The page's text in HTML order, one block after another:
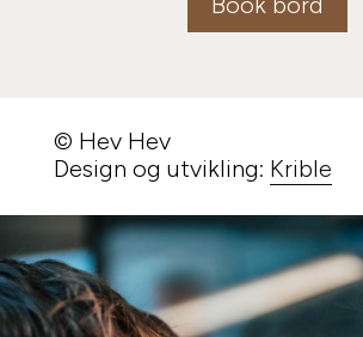
© Hev Hev
Design og utvikling: Krible